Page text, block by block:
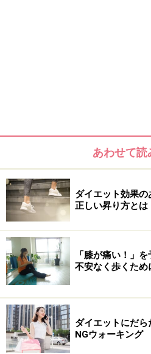
ウォーキングに適したUVケア商
肌タイプ別オススメUVケア剤
ウォーキング前に塗るポイント
ボディーも忘れずに
ウォーキングに適した
あわせて読
ダイエット効果
正しい昇り方とは
「膝が痛い！」
不安なく歩くため
ダイエットにだ
NGウォーキング